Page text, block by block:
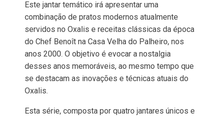
Este jantar temático irá apresentar uma
combinação de pratos modernos atualmente
servidos no Oxalis e receitas clássicas da época
do Chef Benoît na Casa Velha do Palheiro, nos
anos 2000. O objetivo é evocar a nostalgia
desses anos memoráveis, ao mesmo tempo que
se destacam as inovações e técnicas atuais do
Oxalis.
Esta série, composta por quatro jantares únicos e